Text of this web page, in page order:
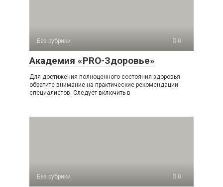
Без рубрики 0
Академия «PRO-Здоровье»
Для достижения полноценного состояния здоровья
обратите внимание на практические рекомендации
специалистов. Следует включить в
Без рубрики 0